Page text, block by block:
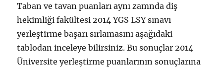
Taban ve tavan puanları aynı zamnda diş
hekimliği fakültesi 2014 YGS LSY sınavı
yerleştirme başarı sırlamasını aşağıdaki
tablodan inceleye bilirsiniz. Bu sonuçlar 2014
Üniversite yerleştirme puanlarının sonuçlarına